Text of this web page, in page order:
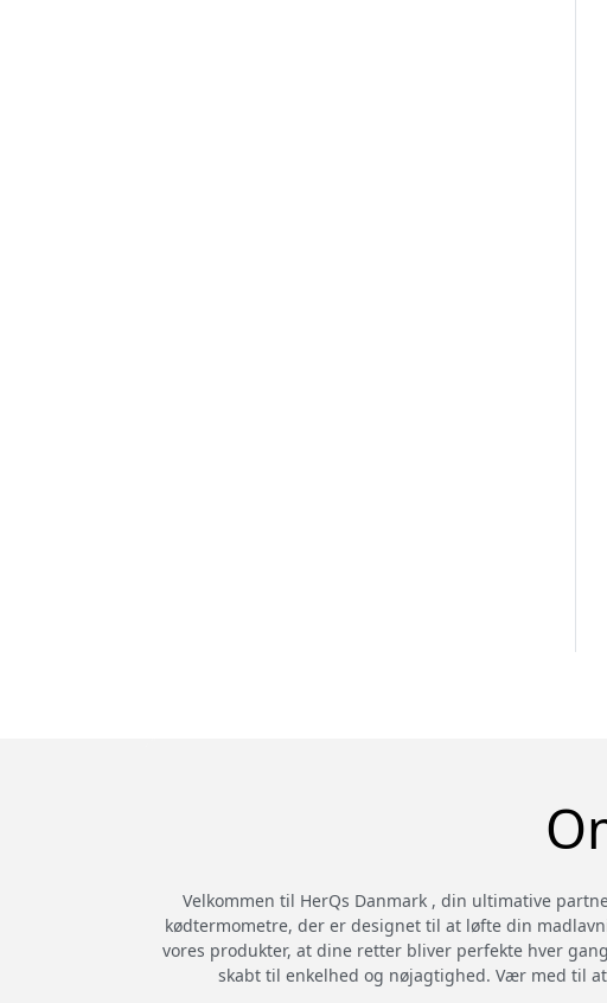
Velkommen til HerQs Danmark , din ultimative
kødtermometre, der er designet til at løfte din
vores produkter, at dine retter bliver perfekte hver
skabt til enkelhed og nøjagtighed. Vær med til